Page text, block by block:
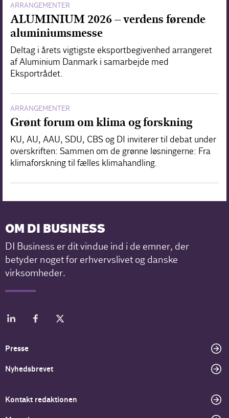
ARRANGEMENTER
ALUMINIUM 2026 – verdens førende
aluminiumsmesse
Deltag i årets vigtigste eksportbegivenhed arrangeret
af Aluminium Danmark i samarbejde med
Eksportrådet.
ARRANGEMENTER
Grønt forum om klima og forskning
KU, AU, AAU, SDU, CBS og DI inviterer til debat under
overskriften: Sammen om de grønne løsningerne: Fra
klimaforskning til fælles klimahandling.
OM DI BUSINESS
DI Business er dit vindue ind i de emner, der
betyder noget for erhvervslivet og danske
virksomheder.
Presse
Nyhedsbrevet
Kontakt redaktionen